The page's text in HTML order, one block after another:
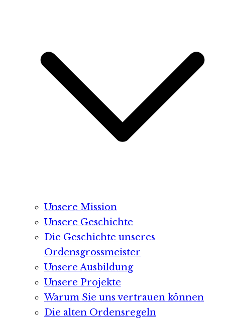
Unsere Mission
Unsere Geschichte
Die Geschichte unseres
Ordensgrossmeister
Unsere Ausbildung
Unsere Projekte
Warum Sie uns vertrauen können
Die alten Ordensregeln